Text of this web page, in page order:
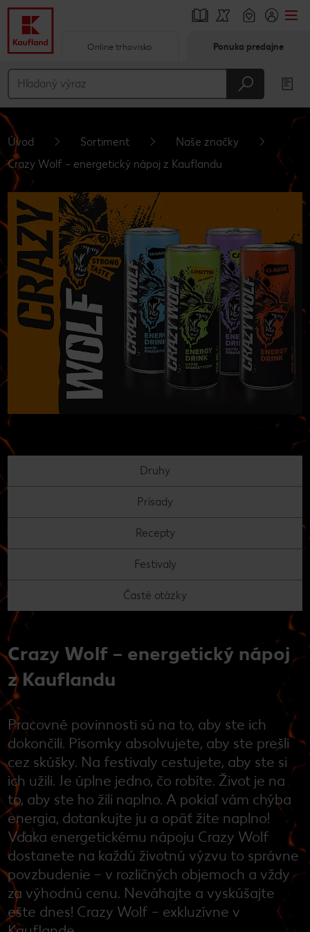
Hlavný obsah
Vyskakovací bočný panel
Online trhovisko Ponuka predajne
Úvod Sortiment
Naše značky
Crazy Wolf – energetický nápoj z Kauflandu
Druhy
Prísady
Recepty
Festivaly
Časté otázky
Crazy Wolf – energetický nápoj
z Kauflandu
Pracovné povinnosti sú na to, aby ste ich
dokončili. Písomky absolvujete, aby ste prešli
cez skúšky. Na festivaly cestujete, aby ste si
ich užili. Je úplne jedno, čo robíte. Život je na
to, aby ste ho žili naplno. A pokiaľ vám chýba
energia, dotankujte ju a opäť žite naplno!
Vďaka energetickému nápoju Crazy Wolf
dostanete na každú životnú výzvu to správne
povzbudenie – v rozličných objemoch a vždy
za výhodnú cenu. Neváhajte a vyskúšajte
ešte dnes! Crazy Wolf – exkluzívne v